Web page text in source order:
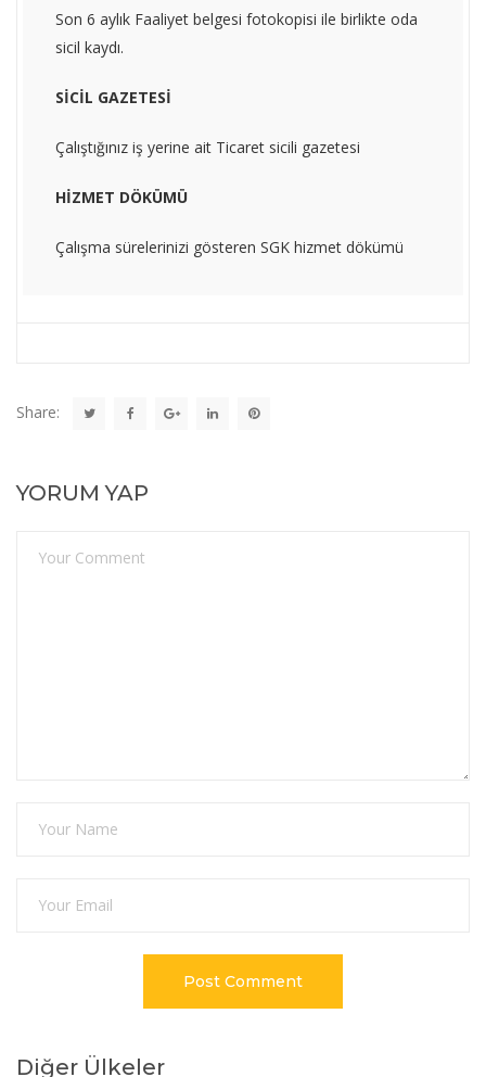
Son 6 aylık Faaliyet belgesi fotokopisi ile birlikte oda
sicil kaydı.
SİCİL GAZETESİ
Çalıştığınız iş yerine ait Ticaret sicili gazetesi
HİZMET DÖKÜMÜ
Çalışma sürelerinizi gösteren SGK hizmet dökümü
Share:
YORUM YAP
Diğer Ülkeler